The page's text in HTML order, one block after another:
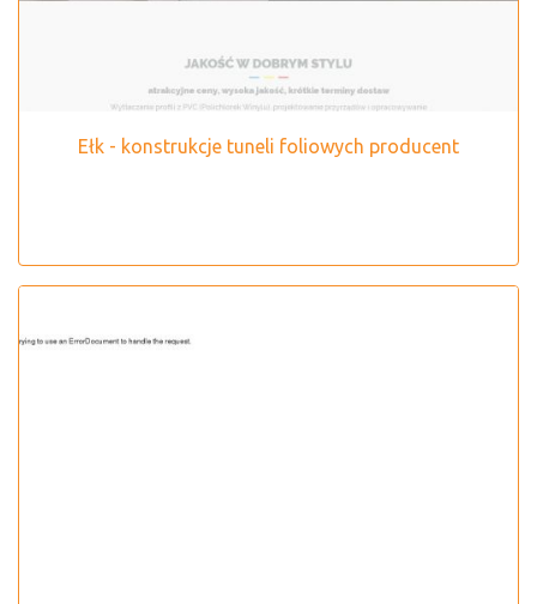
Ełk - konstrukcje tuneli foliowych producent